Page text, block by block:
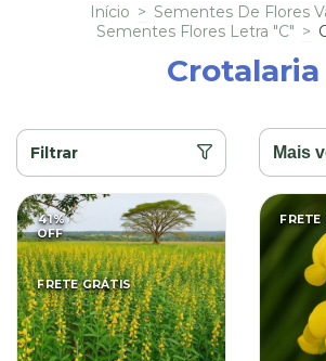
Início > Sementes De Flores
Sementes Flores Letra "C" >
Crotalaria
Filtrar
41%
OFF
FRETE GRÁTIS
FRETE